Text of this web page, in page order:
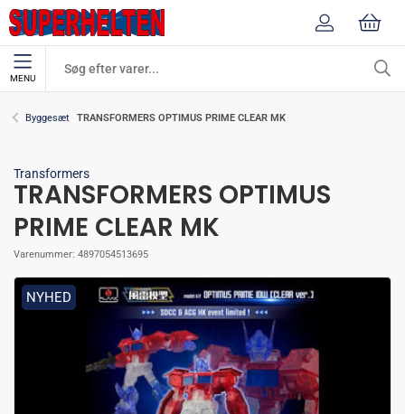
MENU
Byggesæt TRANSFORMERS OPTIMUS PRIME CLEAR MK
Transformers
TRANSFORMERS OPTIMUS
PRIME CLEAR MK
Varenummer: 4897054513695
NYHED